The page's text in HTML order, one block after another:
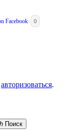
0
авторизоваться.
Поиск